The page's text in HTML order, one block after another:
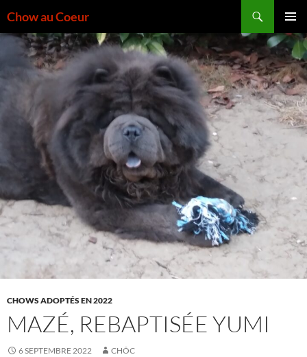
au
contenu
Chow au Coeur
MENU
CHOWS ADOPTÉS EN 2022
MAZÉ, REBAPTISÉE YUMI
6 SEPTEMBRE 2022 CHÔC